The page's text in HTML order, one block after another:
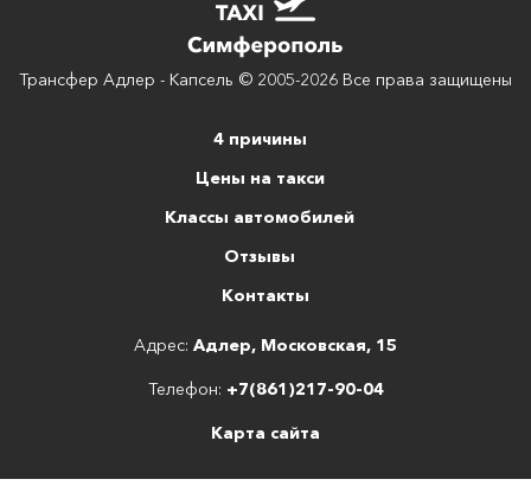
Трансфер Адлер - Капсель © 2005-2026 Все права защищены
4 причины
Цены на такси
Классы автомобилей
Отзывы
Контакты
Адрес: Адлер, Московская, 15
Телефон: +7(861)217-90-04
Карта сайта